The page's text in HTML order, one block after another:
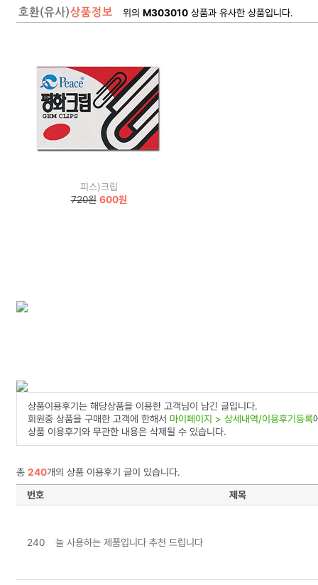
위의 M303010상품과 유사한 상품입니다.
피스)크립
720원 600원
상품이용후기는 해당상품을 이용한 고객님이 남긴 글입니다.
회원중 상품을 구매한 고객에 한해서 마이페이지 > 상세내역/이용후기등록
상품 이용후기와 무관한 내용은 삭제될 수 있습니다.
총 240개의 상품 이용후기 글이 있습니다.
번호
제목
240 늘 사용하는 제품입니다 추천 드립니다